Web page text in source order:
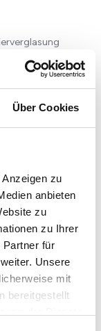
Über Cookies
zu
anbieten
zu
zu Ihrer
Partner für
Unsere
mit
bereitgestellt